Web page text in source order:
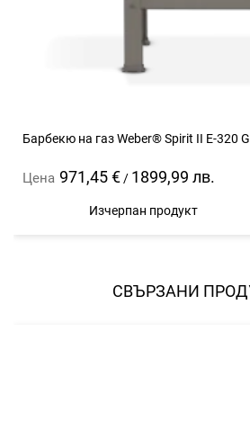
Барбекю на газ Weber® Spirit II E-320
Цена 971,45 € / 1899,99 лв.
Изчерпан продукт
СВЪРЗАНИ